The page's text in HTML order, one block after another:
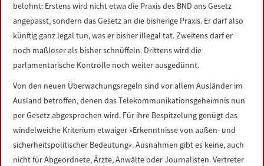
belohnt: Erstens wird nicht etwa die Praxis des BND ans Gesetz
angepasst, sondern das Gesetz an die bisherige Praxis. Er darf also
künftig ganz legal tun, was er bisher illegal tat. Zweitens darf er
noch maßloser als bisher schnüffeln. Drittens wird die
parlamentarische Kontrolle noch weiter ausgedünnt.
Von den neuen Überwachungsregeln sind vor allem Ausländer im
Ausland betroffen, denen das Telekommunikationsgeheimnis nun
per Gesetz abgesprochen wird. Für ihre Bespitzelung genügt das
windelweiche Kriterium etwaiger »Erkenntnisse von außen- und
sicherheitspolitischer Bedeutung«. Ausnahmen gibt es keine, auch
nicht für Abgeordnete, Ärzte, Anwälte oder Journalisten. Vertreter